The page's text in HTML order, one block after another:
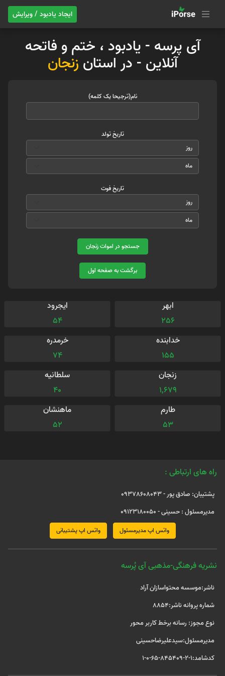
ایجاد یادبود / ویرایش
آی پرسه - یادبود ، ختم و فاتحه
آنلاین - در استان زنجان
نام(ترجیحا یک کلمه)
تاریخ تولد
تاریخ فوت
جستجو در اموات زنجان
برگشت به صفحه اول
ابهر
256
ایجرود
54
خدابنده
155
خرمدره
74
زنجان
1,679
سلطانیه
40
طارم
53
ماهنشان
52
راه های ارتباطی :
پشتیبان: صادق پور - 09378608043
مدیرمسئول : حسینی - 09123180050
واتس اپ مدیرمسئول واتس اپ پشتیبانی
نشریه فرهنگی-مذهبی آی پُرسه
ناشر:موسسه محتواسازان آراد
شماره پروانه ناشر:8854
نوع مجوز: رسانه برخط کاربر محور
مدیرمسئول:سیدعلیرضاحسینی
کدشامد:1-2-845409-65-0-1